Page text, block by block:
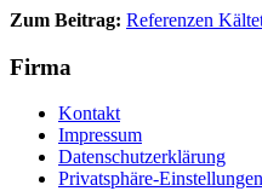
Zum Beitrag: Referenzen
Firma
Kontakt
Impressum
Datenschutzerklärung
Privatsphäre-